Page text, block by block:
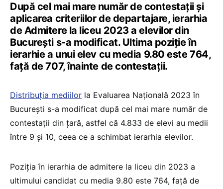
După cel mai mare număr de contestații și
aplicarea criteriilor de departajare, ierarhia
de Admitere la liceu 2023 a elevilor din
București s-a modificat. Ultima poziție în
ierarhie a unui elev cu media 9.80 este 764,
față de 707, înainte de contestații.
Distribuția mediilor la Evaluarea Națională 2023 în
București s-a modificat după cel mai mare număr de
contestații din țară, astfel că 4.833 de elevi au medii
între 9 și 10, ceea ce a schimbat ierarhia elevilor.
Poziția în ierarhia de admitere la liceu din 2023 a
ultimului candidat cu media 9.80 este 764, față de